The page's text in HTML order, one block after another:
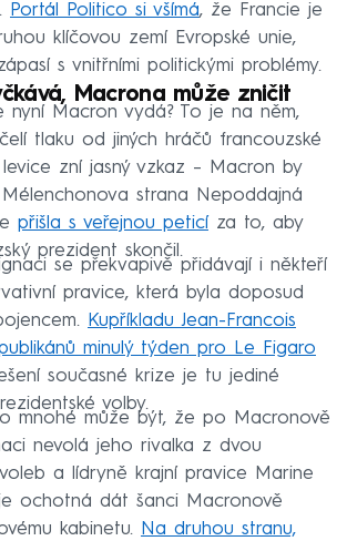
Portál Politico si všímá, že Francie je
klíčovou zemí Evropské unie,
s vnitřními politickými problémy.
Macrona může zničit
nyní Macron vydá? To je na něm,
tlaku od jiných hráčů francouzské
zní jasný vzkaz – Macron by
strana Nepoddajná
přišla s veřejnou peticí za to, aby
prezident skončil.
se překvapivě přidávají i někteří
pravice, která byla doposud
Kupříkladu Jean-Francois
minulý týden pro Le Figaro
současné krize je tu jediné
volby.
mnohé může být, že po Macronově
nevolá jeho rivalka z dvou
a lídryně krajní pravice Marine
ochotná dát šanci Macronově
kabinetu. Na druhou stranu,